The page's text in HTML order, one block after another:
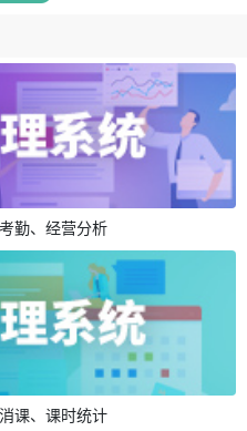
勤、经营分析
课、课时统计